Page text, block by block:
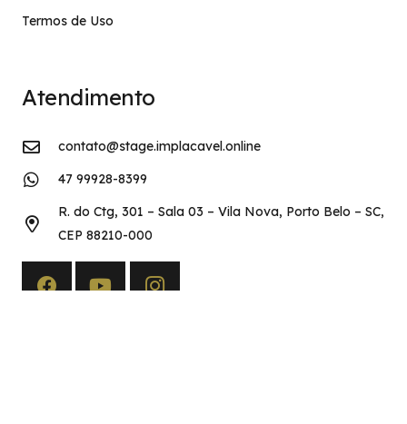
Termos de Uso
Atendimento
contato@stage.implacavel.online
47 99928-8399
R. do Ctg, 301 – Sala 03 – Vila Nova, Porto Belo – SC,
CEP 88210-000